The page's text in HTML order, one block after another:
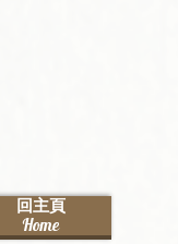
回主頁
Home